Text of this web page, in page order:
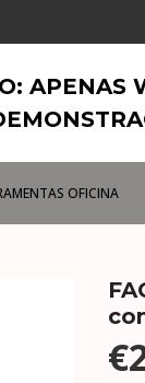
APENAS
OFICINA